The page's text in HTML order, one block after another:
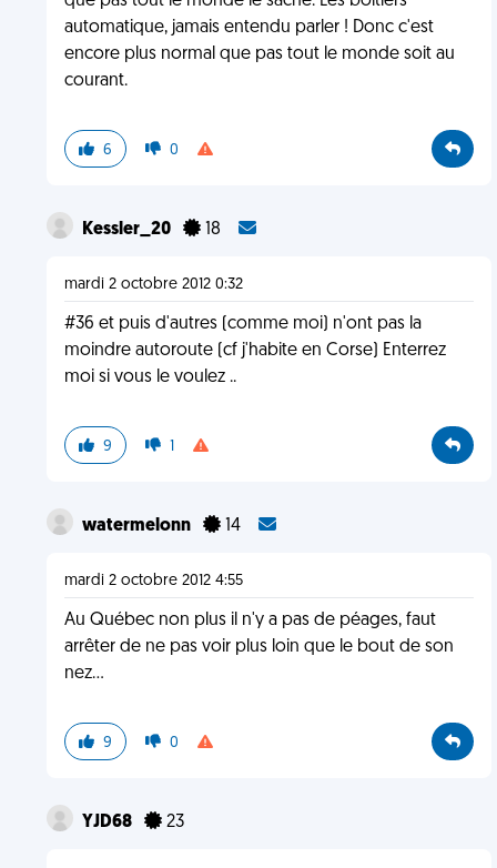
automatique, jamais entendu parler ! Donc c'est
encore plus normal que pas tout le monde soit au
courant.
6 0
Kessler_20 18
mardi 2 octobre 2012 0:32
#36 et puis d'autres (comme moi) n'ont pas la
moindre autoroute (cf j'habite en Corse) Enterrez
moi si vous le voulez ..
9 1
watermelonn 14
mardi 2 octobre 2012 4:55
Au Québec non plus il n'y a pas de péages, faut
arrêter de ne pas voir plus loin que le bout de son
nez...
9 0
YJD68 23